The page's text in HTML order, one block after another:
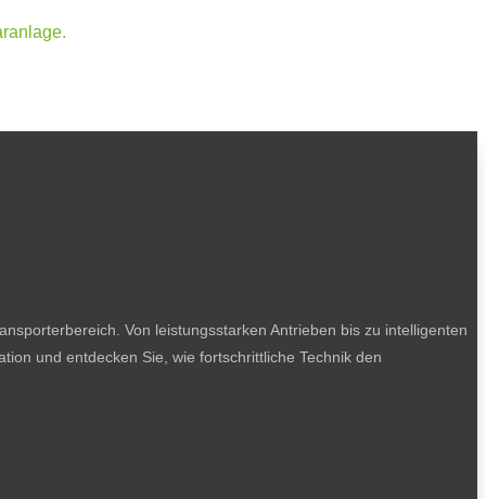
Von leistungsstarken Antrieben bis zu intelligenten
und entdecken Sie, wie fortschrittliche Technik den